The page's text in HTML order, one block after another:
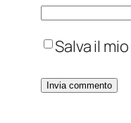
Salva il